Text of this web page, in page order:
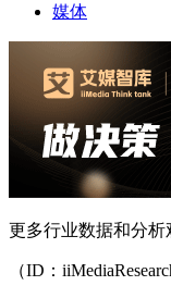
媒体
更多行业数据和分
（ID：